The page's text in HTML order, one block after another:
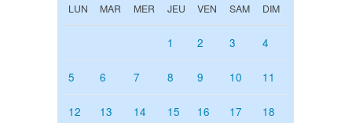
LUN MAR MER JEU VEN SAM DIM
1 2 3 4
5 6 7 8 9 10 11
12 13 14 15 16 17 18